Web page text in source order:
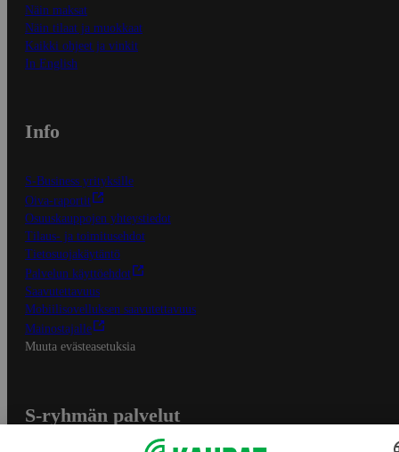
Näin maksat
Näin tilaat ja muokkaat
Kaikki ohjeet ja vinkit
In English
Info
S-Business yrityksille
Oiva-raportit
Osuuskauppojen yhteystiedot
Tilaus- ja toimitusehdot
Tietosuojakäytäntö
Palvelun käyttöehdot
Saavutettavuus
Mobiilisovelluksen saavutettavuus
Mainostajalle
Muuta evästeasetuksia
S-ryhmän palvelut